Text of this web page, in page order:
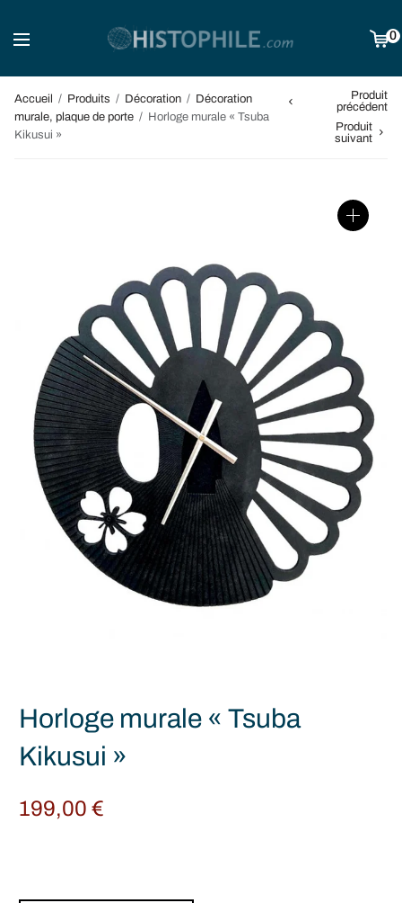
0
Accueil / Produits / Décoration / Décoration
murale, plaque de porte / Horloge murale « Tsuba
Kikusui »
Produit
précédent
Produit
suivant
Horloge murale « Tsuba
Kikusui »
199,00€